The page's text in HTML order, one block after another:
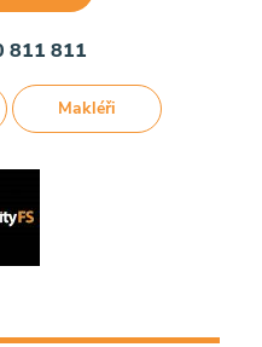
811 811
Makléři